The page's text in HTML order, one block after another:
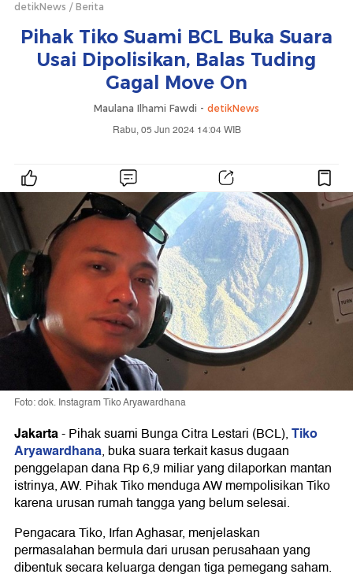
detikNews Berita
Pihak Tiko Suami BCL Buka Suara
Usai Dipolisikan, Balas Tuding
Gagal Move On
Maulana Ilhami Fawdi - detikNews
Rabu, 05 Jun 2024 14:04 WIB
Foto: dok. Instagram Tiko Aryawardhana
Jakarta-Pihak suami Bunga Citra Lestari (BCL),Tiko
Aryawardhana, buka suara terkait kasus dugaan
penggelapan dana Rp 6,9 miliar yang dilaporkan mantan
istrinya, AW. Pihak Tiko menduga AW mempolisikan Tiko
karena urusan rumah tangga yang belum selesai.
Pengacara Tiko, Irfan Aghasar, menjelaskan
permasalahan bermula dari urusan perusahaan yang
dibentuk secara keluarga dengan tiga pemegang saham.